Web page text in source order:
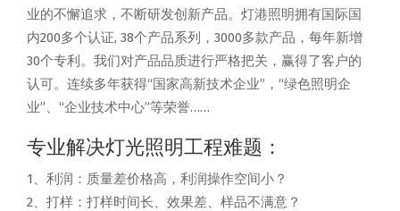
业的不懈追求，不断研发创新产品。灯港照明拥有国际国
内200多个认证, 38个产品系列，3000多款产品，每年新增
30个专利。我们对产品品质进行严格把关，赢得了客户的
认可。连续多年获得“国家高新技术企业”，“绿色照明企
业”、“企业技术中心”等荣誉……
专业解决灯光照明工程难题：
1、利润：质量差价格高，利润操作空间小？
2、打样：打样时间长、效果差、样品不满意？